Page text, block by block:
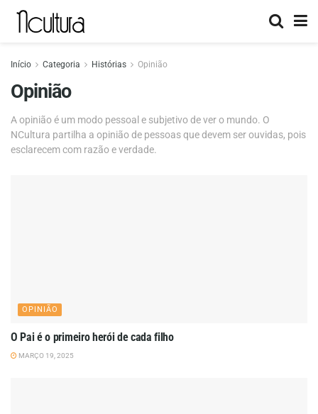
Início Categoria Histórias Opinião
Opinião
A opinião é um modo pessoal e subjetivo de ver o mundo. O
NCultura partilha a opinião de pessoas que devem ser ouvidas, pois
esclarecem com razão e verdade.
OPINIÃO
O Pai é o primeiro herói de cada filho
MARÇO 19, 2025